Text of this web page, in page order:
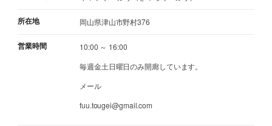
所在地 岡山県津山市野村376
営業時間
10:00 ～ 16:00
毎週金土日曜日のみ開廊しています。
メール
fuu.tougei@gmail.com